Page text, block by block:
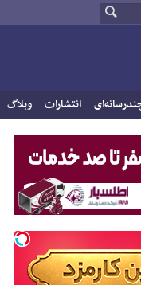
انتشارات وبلاگ